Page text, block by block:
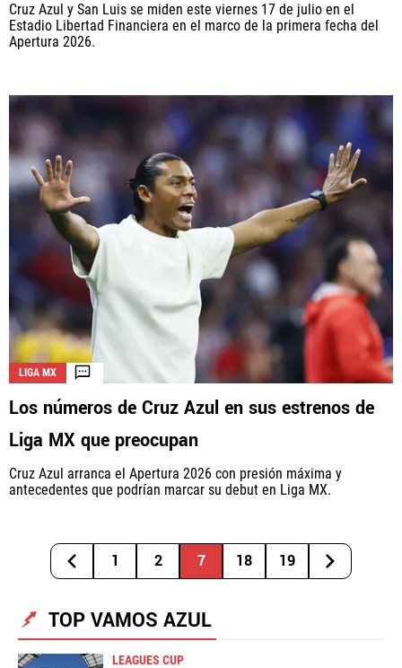
Cruz Azul y San Luis se miden este viernes 17 de julio en el
Estadio Libertad Financiera en el marco de la primera fecha del
Apertura 2026.
LIGA MX
Los números de Cruz Azul en sus estrenos de
Liga MX que preocupan
Cruz Azul arranca el Apertura 2026 con presión máxima y
antecedentes que podrían marcar su debut en Liga MX.
1 2 7 18 19
TOP VAMOS AZUL
LEAGUES CUP